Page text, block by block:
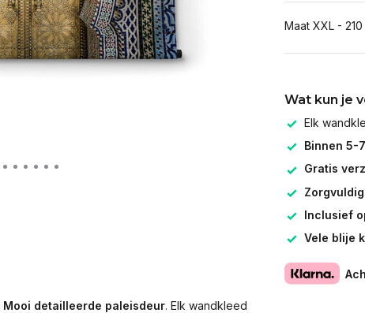
Mooi detailleerde paleisdeur. Elk wandkleed
Maat XXL -
Wat kun je
Elk
Binnen 5-
Gratis
Inclusief
Vele blije